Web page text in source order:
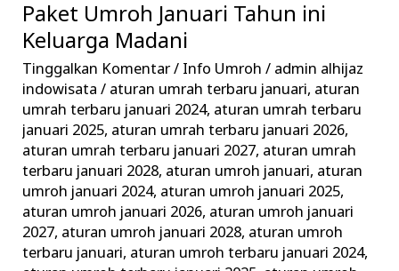
Paket Umroh Januari Tahun ini
Keluarga Madani
Tinggalkan Komentar/ Info Umroh / admin alhijaz
indowisata/ aturan umrah terbaru januari, aturan
umrah terbaru januari 2024, aturan umrah terbaru
januari 2025, aturan umrah terbaru januari 2026,
aturan umrah terbaru januari 2027, aturan umrah
terbaru januari 2028, aturan umroh januari, aturan
umroh januari 2024, aturan umroh januari 2025,
aturan umroh januari 2026, aturan umroh januari
2027, aturan umroh januari 2028, aturan umroh
terbaru januari, aturan umroh terbaru januari 2024,
Paket
Umroh
Januari
Tahun
ini
Keluarga
Madani